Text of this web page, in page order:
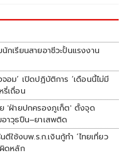
กเรียนสายอาชีวะปั้นแรงงาน
อม’ เปิดปฏิบัติการ ‘เดือนนี้ไม่มี
เถื่อน
'ฝ่ายปกครองภูเก็ต' ตั้งจุด
าวุธปืน–ยาเสพติด
นตีใช้งบพ.ร.ก.เงินกู้ทำ ‘ไทยเที่ยว
ดหลัก